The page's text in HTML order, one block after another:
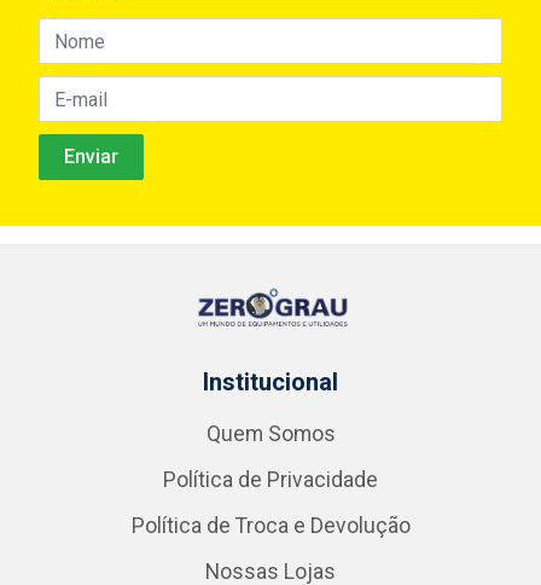
Institucional
Quem Somos
Política de Privacidade
Política de Troca e Devolução
Nossas Lojas